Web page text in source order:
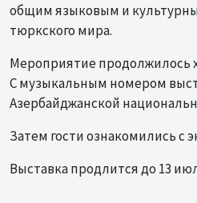
общим языковым и
тюркского мира.
Мероприятие продолжилось
С музыкальным номером
Азербайджанской
Затем гости ознакомились с
Выставка продлится до 13